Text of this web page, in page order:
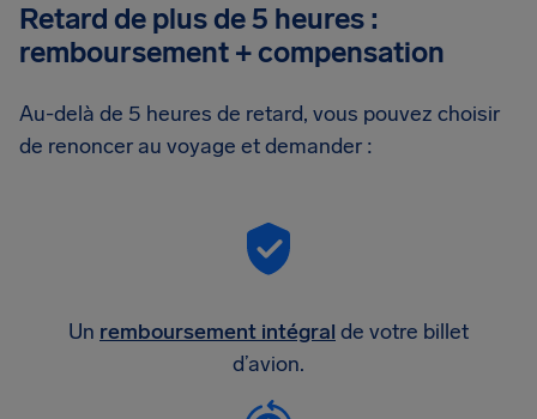
Retard de plus de 5 heures :
remboursement + compensation
Au-delà de 5 heures de retard, vous pouvez choisir
de renoncer au voyage et demander :
Un remboursement intégral de votre billet
d’avion.